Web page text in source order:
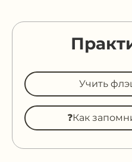
Учить
❓Как